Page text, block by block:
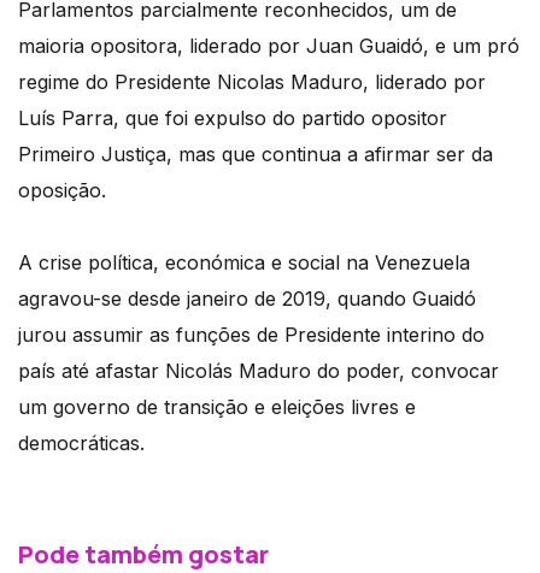
Parlamentos parcialmente reconhecidos, um de
maioria opositora, liderado por Juan Guaidó, e um pró
regime do Presidente Nicolas Maduro, liderado por
Luís Parra, que foi expulso do partido opositor
Primeiro Justiça, mas que continua a afirmar ser da
oposição.
A crise política, económica e social na Venezuela
agravou-se desde janeiro de 2019, quando Guaidó
jurou assumir as funções de Presidente interino do
país até afastar Nicolás Maduro do poder, convocar
um governo de transição e eleições livres e
democráticas.
Pode também gostar